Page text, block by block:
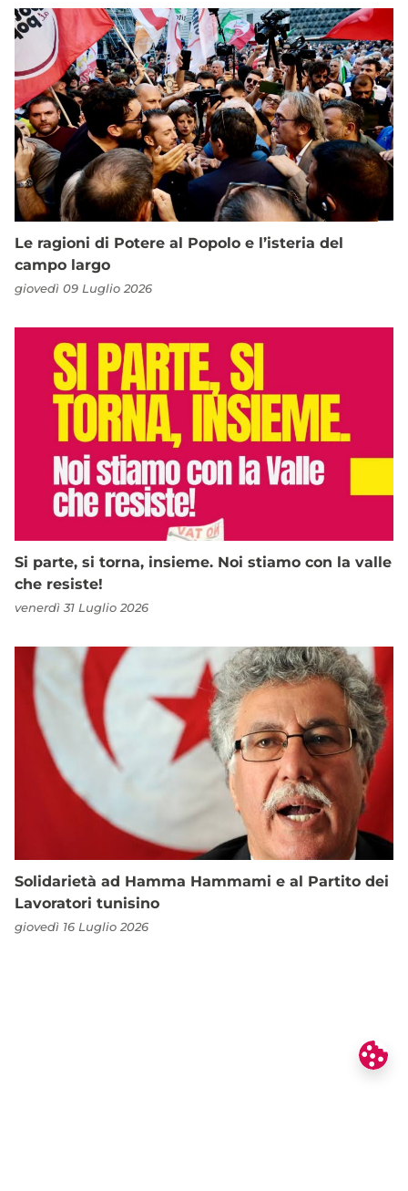
Le ragioni di Potere al Popolo e l’isteria del
campo largo
giovedì 09 Luglio 2026
Si parte, si torna, insieme. Noi stiamo con la valle
che resiste!
venerdì 31 Luglio 2026
Solidarietà ad Hamma Hammami e al Partito dei
Lavoratori tunisino
giovedì 16 Luglio 2026